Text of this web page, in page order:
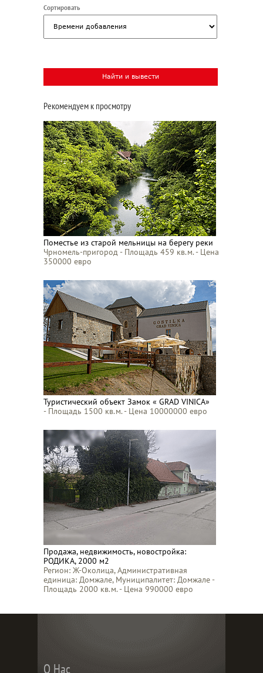
Сортировать
Рекомендуем к просмотру
Поместье из старой мельницы на берегу реки
Чрномель-пригород - Площадь 459 кв.м. - Цена
350000 евро
Туристический объект Замок « GRAD VINICA»
- Площадь 1500 кв.м. - Цена 10000000 евро
Продажа, недвижимость, новостройка:
РОДИКА, 2000 м2
Регион: Ж-Околица, Административная
единица: Домжале, Муниципалитет: Домжале -
Площадь 2000 кв.м. - Цена 990000 евро
О Нас